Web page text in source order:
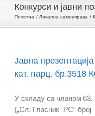
Конкурси и јавни
Почетна Локална самоуправа
Јавна
кат. парц. бр.3518
У складу са чланом
(„Сл. Гласник РС“ број